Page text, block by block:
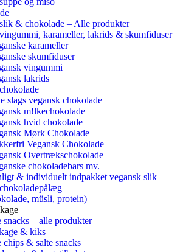
& chokolade – Alle produkter
karameller, lakrids & skumfiduser
karameller
skumfiduser
vingummi
lakrids
slags vegansk chokolade
m!lkechokolade
hvid chokolade
Mørk Chokolade
Vegansk Chokolade
Overtrækschokolade
chokoladebars mv.
& individuelt indpakket vegansk slik
müsli, protein)
snacks – alle produkter
& kiks
chips & salte snacks